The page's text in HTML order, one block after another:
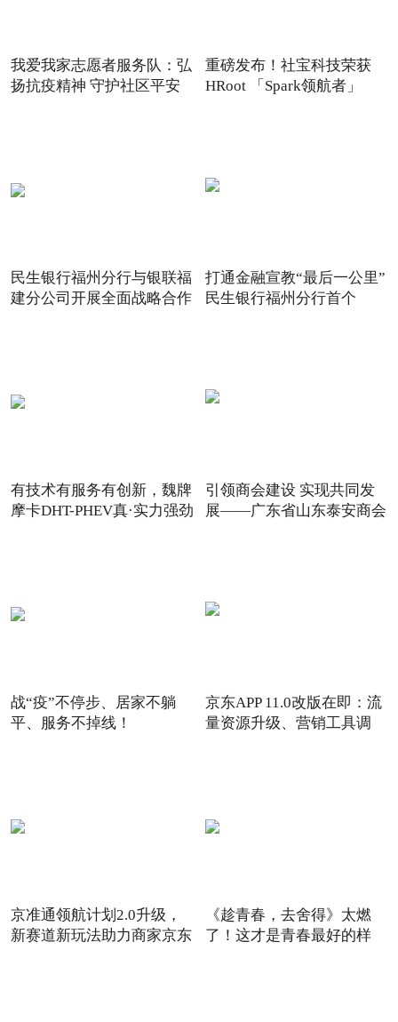
我爱我家志愿者服务队：弘
扬抗疫精神 守护社区平安
重磅发布！社宝科技荣获
HRoot 「Spark领航者」
民生银行福州分行与银联福
建分公司开展全面战略合作
打通金融宣教“最后一公里”
民生银行福州分行首个
有技术有服务有创新，魏牌
摩卡DHT-PHEV真·实力强劲
引领商会建设 实现共同发
展——广东省山东泰安商会
战“疫”不停步、居家不躺
平、服务不掉线！
京东APP 11.0改版在即：流
量资源升级、营销工具调
京准通领航计划2.0升级，
新赛道新玩法助力商家京东
《趁青春，去舍得》太燃
了！这才是青春最好的样